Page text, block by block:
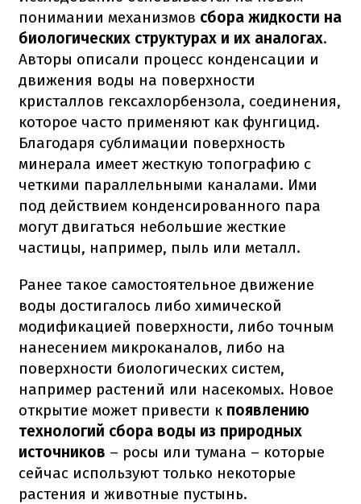
понимании механизмов сбора жидкости на
биологических структурах и их аналогах.
Авторы описали процесс конденсации и
движения воды на поверхности
кристаллов гексахлорбензола, соединения,
которое часто применяют как фунгицид.
Благодаря сублимации поверхность
минерала имеет жесткую топографию с
четкими параллельными каналами. Ими
под действием конденсированного пара
могут двигаться небольшие жесткие
частицы, например, пыль или металл.
Ранее такое самостоятельное движение
воды достигалось либо химической
модификацией поверхности, либо точным
нанесением микроканалов, либо на
поверхности биологических систем,
например растений или насекомых. Новое
открытие может привести к появлению
технологий сбора воды из природных
источников – росы или тумана – которые
сейчас используют только некоторые
растения и животные пустынь.